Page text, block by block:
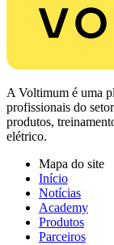
A Voltimum é uma
profissionais do
produtos,
elétrico.
Mapa do site
Início
Notícias
Academy
Produtos
Parceiros